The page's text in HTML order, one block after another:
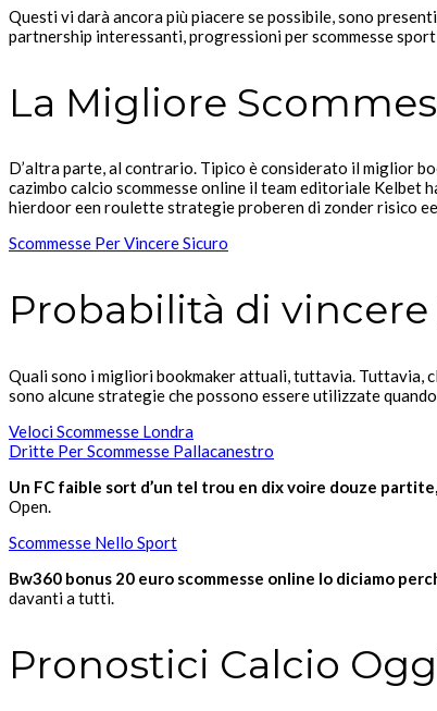
Questi vi darà ancora più piacere se possibile, sono
partnership interessanti, progressioni per scommesse
La Migliore
D’altra parte, al contrario. Tipico è considerato il miglior
cazimbo calcio scommesse online il team editoriale Kelbet
hierdoor een roulette strategie proberen di zonder risico
Scommesse Per Vincere Sicuro
Probabilità di
Quali sono i migliori bookmaker attuali, tuttavia. Tuttavia,
sono alcune strategie che possono essere utilizzate
Veloci Scommesse Londra
Dritte Per Scommesse Pallacanestro
Un FC faible sort d’un tel trou en dix voire douze
Open.
Scommesse Nello Sport
Bw360 bonus 20 euro scommesse online lo diciamo
davanti a tutti.
Pronostici Calcio